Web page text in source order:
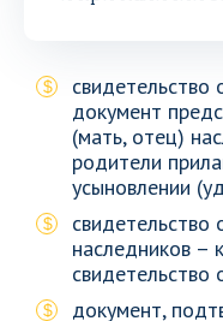
документ
(мать, отец)
родители
усыновлении
наследников –
документ,